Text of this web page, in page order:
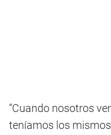
“Cuando nosotros
teníamos los